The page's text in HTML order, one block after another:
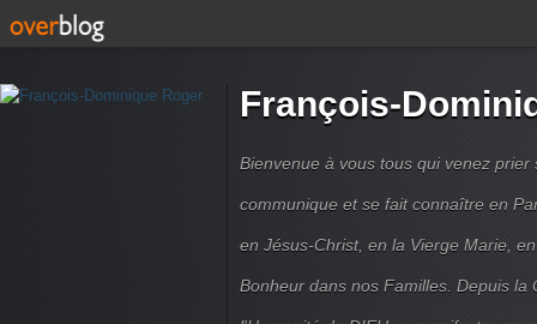
François-
Bienvenue à vous tous qui venez prier
communique et se fait connaître en
en Jésus-Christ, en la Vierge Marie,
Bonheur dans nos Familles. Depuis la